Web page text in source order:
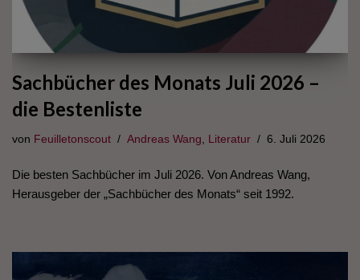
Sachbücher des Monats Juli 2026 –
die Bestenliste
von Feuilletonscout Andreas Wang Literatur 6. Juli 2026
Die besten Sachbücher im Juli 2026. Von Andreas Wang,
Herausgeber der „Sachbücher des Monats“ seit 1992.